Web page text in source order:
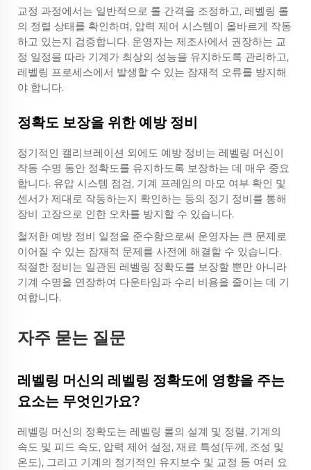
교정 과정에서는 일반적으로 롤 간격을 조정하고, 레벨링 롤
의 정렬 상태를 확인하며, 압력 제어 시스템이 올바르게 작동
하고 있는지 검증합니다. 운영자는 제조사에서 권장하는 교
정 일정을 따라 기계가 최상의 성능을 유지하도록 관리하고,
레벨링 프로세스에서 발생할 수 있는 잠재적 오류를 방지해
야 합니다.
정확도 보장을 위한 예방 정비
정기적인 캘리브레이션 외에도 예방 정비는 레벨링 머신이
작동 수명 동안 정확도를 유지하도록 보장하는 데 매우 중요
합니다. 유압 시스템 점검, 기계 프레임의 마모 여부 확인 및
센서가 제대로 작동하는지 확인하는 등의 정기 정비를 통해
장비 고장으로 인한 오차를 방지할 수 있습니다.
철저한 예방 정비 일정을 준수함으로써 운영자는 큰 문제로
이어질 수 있는 잠재적 문제를 사전에 해결할 수 있습니다.
적절한 정비는 일관된 레벨링 정확도를 보장할 뿐만 아니라
기계 수명을 연장하여 다운타임과 수리 비용을 줄이는 데 기
여합니다.
자주 묻는 질문
레벨링 머신의 레벨링 정확도에 영향을 주는
요소는 무엇인가요?
레벨링 머신의 정확도는 레벨링 롤의 설계 및 정렬, 기계의
속도 및 피드 속도, 압력 제어 설정, 재료 특성(두께, 조성 및
온도), 그리고 기계의 정기적인 유지보수 및 교정 등 여러 요